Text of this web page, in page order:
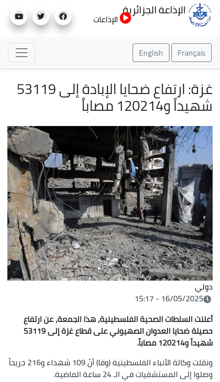
إلى
الإذاعة الجزائرية
الإذاعات
Français
English
غزة: ارتفاع ضحايا الإبادة إلى 53119
شهيداً و120214 مصاباً
دولي
16/05/2025 - 15:17
أعلنت السلطات الصحية الفلسطينية، هذا الجمعة، عن ارتفاع
حصيلة ضحايا العدوان الصهيوني على قطاع غزة إلى 53119
شهيداً و120214 مصاباً.
ونقلت وكالة الأنباء الفلسطينية (وفا) أنّ 109 شهداء و216 جريحاً
وصلوا إلى المستشفيات في الـ 24 ساعة الماضية.